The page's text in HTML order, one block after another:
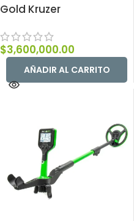
Gold Kruzer
$3,600,000.00
AÑADIR AL CARRITO